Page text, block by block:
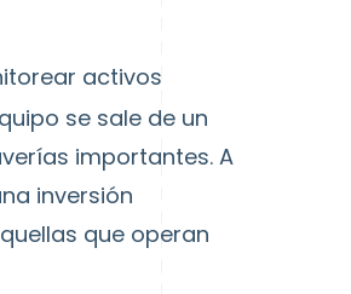
activos
se sale de un
importantes. A
inversión
que operan